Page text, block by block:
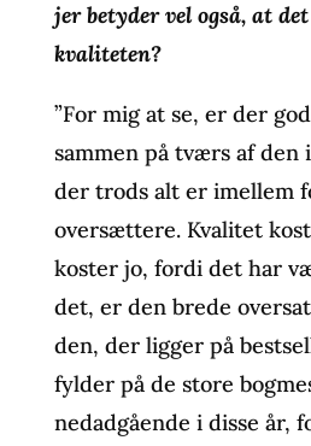
jer betyder vel også, at
kvaliteten?
”For mig at se, er der
sammen på tværs af den
der trods alt er imellem
oversættere. Kvalitet
koster jo, fordi det har
det, er den brede
den, der ligger på
fylder på de store
nedadgående i disse år,